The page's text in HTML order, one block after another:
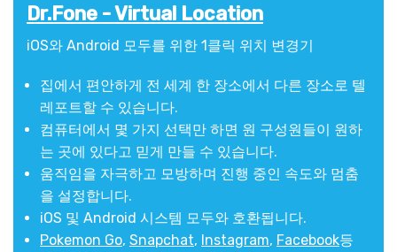
Dr.Fone - Virtual Location
iOS와 Android 모두를 위한 1클릭 위치 변경기
집에서 편안하게 전 세계 한 장소에서 다른 장소로 텔
레포트할 수 있습니다.
컴퓨터에서 몇 가지 선택만 하면 원 구성원들이 원하
는 곳에 있다고 믿게 만들 수 있습니다.
움직임을 자극하고 모방하며 진행 중인 속도와 멈춤
을 설정합니다.
iOS 및 Android 시스템 모두와 호환됩니다.
Pokemon Go, Snapchat, Instagram, Facebook등